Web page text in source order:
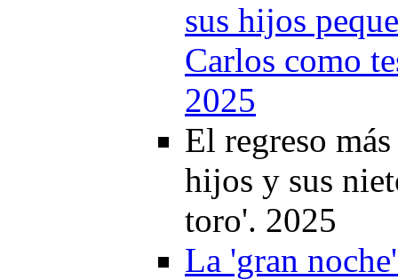
sus hijos
Carlos como
2025
El regreso
hijos y sus
toro'. 2025
La 'gran